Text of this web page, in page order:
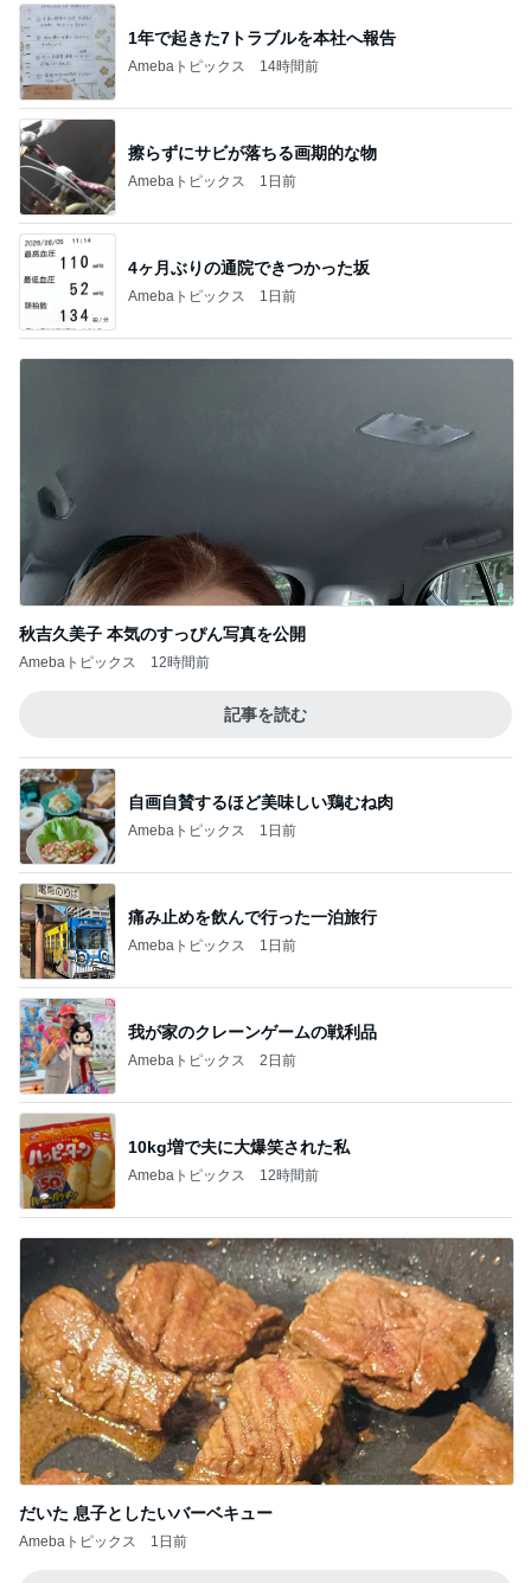
1年で起きた7トラブルを本社へ報告
Amebaトピックス 14時間前
擦らずにサビが落ちる画期的な物
Amebaトピックス 1日前
4ヶ月ぶりの通院できつかった坂
Amebaトピックス 1日前
秋吉久美子 本気のすっぴん写真を公開
Amebaトピックス 12時間前
記事を読む
自画自賛するほど美味しい鶏むね肉
Amebaトピックス 1日前
痛み止めを飲んで行った一泊旅行
Amebaトピックス 1日前
我が家のクレーンゲームの戦利品
Amebaトピックス 2日前
10kg増で夫に大爆笑された私
Amebaトピックス 12時間前
だいた 息子としたいバーベキュー
Amebaトピックス 1日前